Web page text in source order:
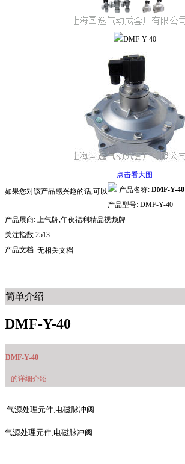
点击看大图
如果您对该产品感兴趣的话,可以
产品名称: DMF-Y-40
产品型号: DMF-Y-40
产品展商: 上气牌,午夜福利精品视频牌
关注指数:2513
产品文档: 无相关文档
简单介绍
DMF-Y-40
DMF-Y-40
的详细介绍
气源处理元件,电磁脉冲阀
气源处理元件,电磁脉冲阀